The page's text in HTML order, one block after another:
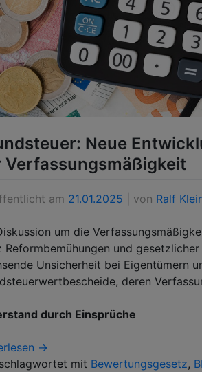
Neue
Verfassungsmäßigkeit
am 21.01.2025 von Ralf
um die
Reformbemühungen und
Unsicherheit bei Eigentümern
deren
durch Einsprüche
→
mit Bewertungsgesetz,